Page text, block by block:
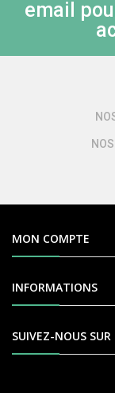
email
MON COMPTE
INFORMATIONS
SUIVEZ-NOUS SUR